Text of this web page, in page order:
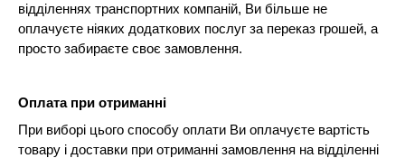
відділеннях транспортних компаній, Ви більше не
оплачуєте ніяких додаткових послуг за переказ грошей, а
просто забираєте своє замовлення.
Оплата при отриманні
При виборі цього способу оплати Ви оплачуєте вартість
товару і доставки при отриманні замовлення на відділенні